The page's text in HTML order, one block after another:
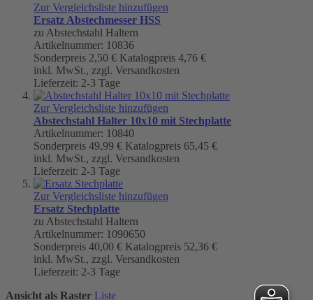
Zur Vergleichsliste hinzufügen
Ersatz Abstechmesser HSS
zu Abstechstahl Haltern
Artikelnummer: 10836
Sonderpreis 2,50 € Katalogpreis 4,76 €
inkl. MwSt., zzgl. Versandkosten
Lieferzeit: 2-3 Tage
Zur Vergleichsliste hinzufügen
Abstechstahl Halter 10x10 mit Stechplatte
Artikelnummer: 10840
Sonderpreis 49,99 € Katalogpreis 65,45 €
inkl. MwSt., zzgl. Versandkosten
Lieferzeit: 2-3 Tage
Zur Vergleichsliste hinzufügen
Ersatz Stechplatte
zu Abstechstahl Haltern
Artikelnummer: 1090650
Sonderpreis 40,00 € Katalogpreis 52,36 €
inkl. MwSt., zzgl. Versandkosten
Lieferzeit: 2-3 Tage
Ansicht als Raster Liste